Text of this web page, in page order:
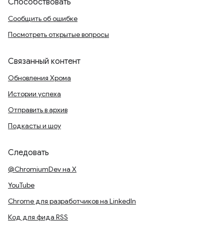
Способствовать
Сообщить об ошибке
Посмотреть открытые вопросы
Связанный контент
Обновления Хрома
Истории успеха
Отправить в архив
Подкасты и шоу
Следовать
@ChromiumDev на X
YouTube
Chrome для разработчиков на LinkedIn
Код для фида RSS